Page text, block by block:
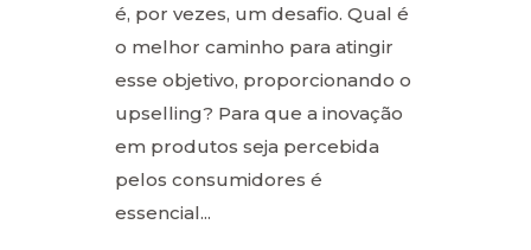
é, por vezes, um desafio. Qual é
o melhor caminho para atingir
esse objetivo, proporcionando o
upselling? Para que a inovação
em produtos seja percebida
pelos consumidores é
essencial...